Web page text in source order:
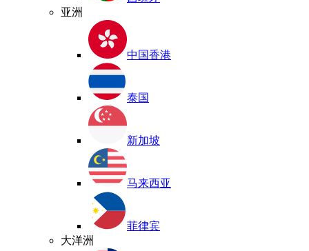
亚洲
中国香港
泰国
新加坡
马来西亚
菲律宾
大洋洲